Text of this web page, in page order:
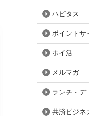
ハピタス
ポイントサ
ポイ活
メルマガ
ランチ・デ
共済ビジネ